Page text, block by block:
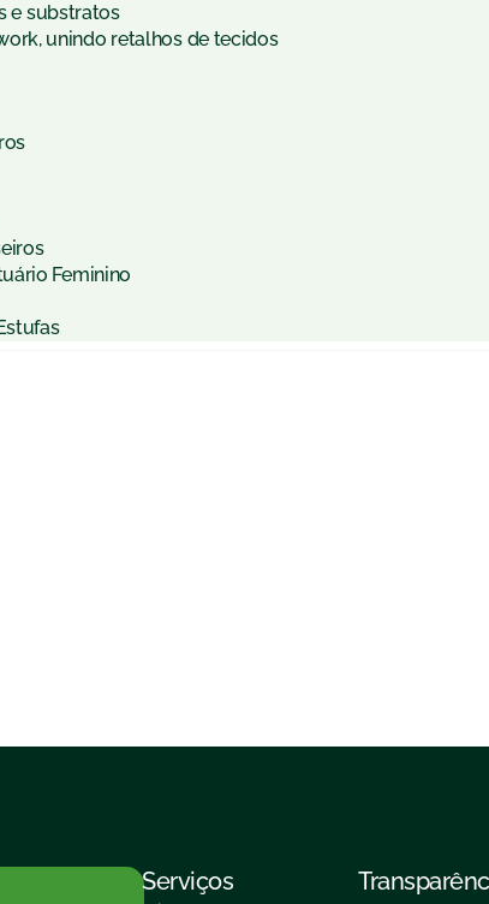
e substratos
unindo retalhos de tecidos
Feminino
Serviços